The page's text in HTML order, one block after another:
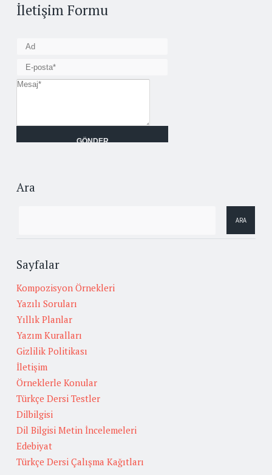
İletişim Formu
Ara
Sayfalar
Kompozisyon Örnekleri
Yazılı Soruları
Yıllık Planlar
Yazım Kuralları
Gizlilik Politikası
İletişim
Örneklerle Konular
Türkçe Dersi Testler
Dilbilgisi
Dil Bilgisi Metin İncelemeleri
Edebiyat
Türkçe Dersi Çalışma Kağıtları